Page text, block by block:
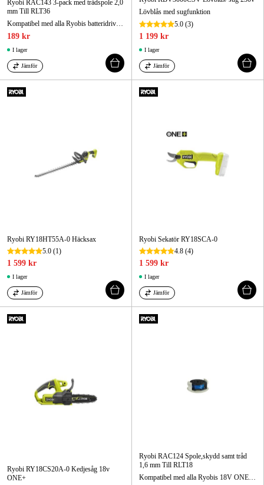
Ryobi RAC143 3-pack med trådspole 2,0
mm Till RLT36
189 kr
I lager
Jämför
Lövblås med sugfunktion
5.0 (3)
1 199 kr
I lager
Jämför
Ryobi RY18HT55A-0 Häcksax
5.0 (1)
1 599 kr
I lager
Jämför
Ryobi Sekatör RY18SCA-0
4.8 (4)
1 599 kr
I lager
Jämför
Ryobi RY18CS20A-0 Kedjesåg 18v
ONE+
Ryobi RAC124 Spole,skydd samt tråd
1,6 mm Till RLT18
Kompatibel med alla Ryobis 18V ONE+ grästrimmer och Hybrid grästrimmer.